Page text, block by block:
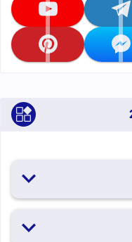
تابعنا على telegram تابعنا على youtube
تابعنا على messenger تابعنا على pinterest